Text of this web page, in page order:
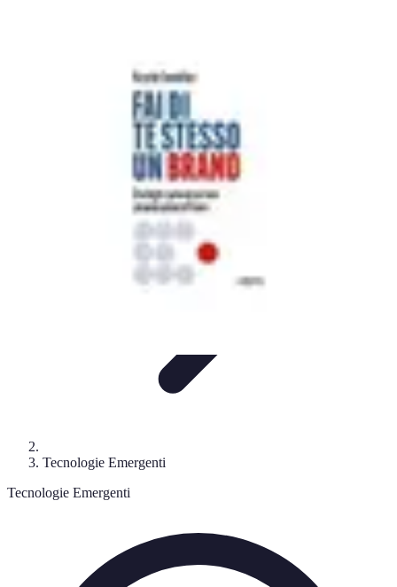
Futuro Tecnologico
Tecnologie Emergenti
Tecnologie Emergenti